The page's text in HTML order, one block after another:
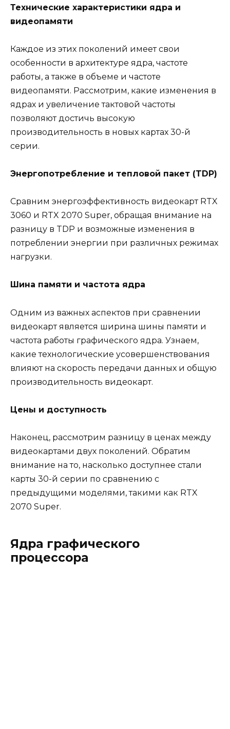
Технические характеристики ядра и
видеопамяти
Каждое из этих поколений имеет свои
особенности в архитектуре ядра, частоте
работы, а также в объеме и частоте
видеопамяти. Рассмотрим, какие изменения в
ядрах и увеличение тактовой частоты
позволяют достичь высокую
производительность в новых картах 30-й
серии.
Энергопотребление и тепловой пакет (TDP)
Сравним энергоэффективность видеокарт RTX
3060 и RTX 2070 Super, обращая внимание на
разницу в TDP и возможные изменения в
потреблении энергии при различных режимах
нагрузки.
Шина памяти и частота ядра
Одним из важных аспектов при сравнении
видеокарт является ширина шины памяти и
частота работы графического ядра. Узнаем,
какие технологические усовершенствования
влияют на скорость передачи данных и общую
производительность видеокарт.
Цены и доступность
Наконец, рассмотрим разницу в ценах между
видеокартами двух поколений. Обратим
внимание на то, насколько доступнее стали
карты 30-й серии по сравнению с
предыдущими моделями, такими как RTX
2070 Super.
Ядра графического
процессора